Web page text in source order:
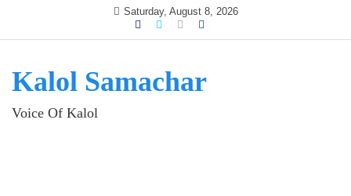
Saturday, August 8, 2026
Kalol Samachar
Voice Of Kalol